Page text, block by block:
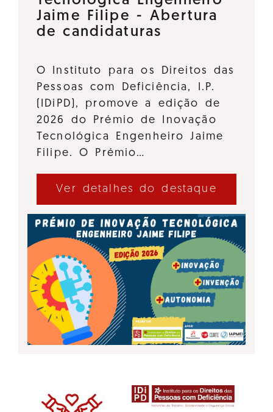
Jaime Filipe - Abertura
de candidaturas
O Instituto para os Direitos das
Pessoas com Deficiência, I.P.
(IDiPD), promove a edição de
2026 do Prémio de Inovação
Tecnológica Engenheiro Jaime
Filipe. O Prémio…
Ver detalhes do destaque